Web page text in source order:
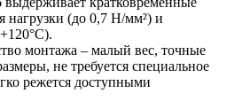
нагрузки (до 0,7 H/мм²) и
монтажа – малый вес, точные
не требуется специальное
режется доступными